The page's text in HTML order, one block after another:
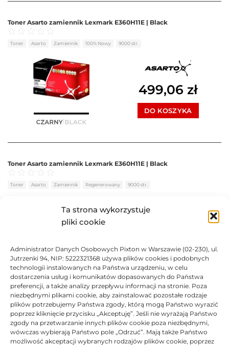
Ta strona wykorzystuje
pliki cookie
Administrator Danych Osobowych Pixton w Warszawie (02-230), ul.
Jutrzenki 94, NIP: 5222321368 używa plików cookies i podobnych
technologii instalowanych na Państwa urządzeniu, w celu
dostarczenia usług i komunikatów dopasowanych do Państwa
preferencji, a także analizy przepływu informacji na stronie. Poza
niezbędnymi plikami cookie, aby zainstalować pozostałe rodzaje
plików potrzebujemy Państwa zgody, którą mogą Państwo wyrazić
poprzez kliknięcie przycisku „Akceptuję”. Jeśli nie wyrażają Państwo
zgody na przetwarzanie innych plików cookie poza niezbędnymi,
wówczas wybierają Państwo pole „Odrzuć”. Mają także Państwo
możliwość akceptacji wybranych rodzajów plików cookie, poprzez
Toner Asarto zamiennik Lexmark E360H11E | Black
Oceniono 0na 5
Toner Asarto Zamiennik 100% Nowy 9000 str.
499,06 zł
DO KOSZYKA
Toner Asarto zamiennik Lexmark E360H11E | Black
Oceniono0 na 5
Toner Asarto Zamiennik Regenerowany 9000 str.
BRAK
Toner Asarto zamiennik Lexmark E460X11E | Black
Oceniono0na 5
Toner Asarto Zamiennik Regenerowany 15000 str.